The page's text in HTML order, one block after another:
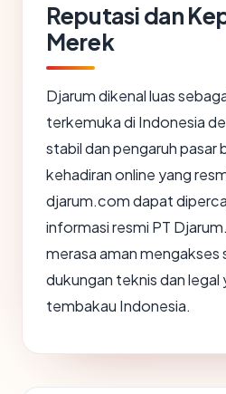
Reputasi dan
Merek
Djarum dikenal luas
terkemuka di Indonesia
stabil dan pengaruh pasar
kehadiran online yang
djarum.com dapat
informasi resmi PT
merasa aman mengakses
dukungan teknis dan legal
tembakau Indonesia.